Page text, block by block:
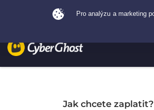
Jak chcete zaplatit?